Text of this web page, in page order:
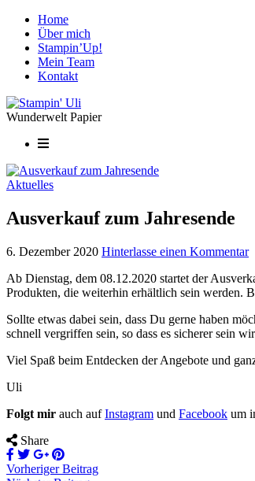
Home
Über mich
Stampin’Up!
Mein Team
Kontakt
Wunderwelt Papier
Aktuelles
Ausverkauf zum Jahresende
6. Dezember 2020 Hinterlasse einen Kommentar
Ab Dienstag, dem 08.12.2020 startet der
Produkten, die weiterhin erhältlich sein werden.
Sollte etwas dabei sein, dass Du gerne haben
schnell vergriffen sein, so dass es sicherer sein
Viel Spaß beim Entdecken der Angebote und
Uli
Folgt mir auch aufInstagram und Facebook um
Share
Vorheriger Beitrag